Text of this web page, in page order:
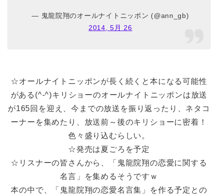
— 鬼龍院翔のオールナイトニッポン (@ann_gb)
2014, 5月 26
☆オールナイトニッポンが長く続くと本になる可能性
がある(^-^)キリショーのオールナイトニッポンは放送
が165回を迎え、今までの放送を振り返ったり、ネタコ
ーナーを集めたり、放送前～後のキリショーに密着！
色々盛り込むらしい。
☆発売は夏ごろを予定
☆リスナーの皆さんから、「鬼龍院翔の恋愛に関する
名言」を集めるそうですｗ
本の中で、「鬼龍院翔の恋愛名言集」を作る予定との